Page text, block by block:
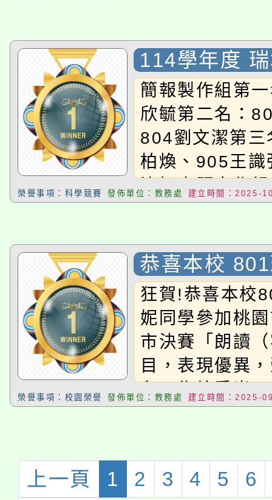
114學年度
賽 初賽
簡報製作組第
欣毓第二名：
804劉文潔第
柏煥、905王
洧旭專題寫作
701張珈綺第
708吳奕璇、
708蔡蕎如
第一名：804鄭
名：903徐政
澐第三名：905
803巫亦藩、
腦繪圖組第一
榮譽事項：科學競賽 發佈單位：教務處 建立時間：2025-
恭喜本校
同學參加桃
賽市決賽「
語）」項目
異，榮獲第
爭光！ 感謝
的用心指導
狂賀!恭喜本校
妮同學參加桃
市決賽「朗讀
目，表現優異
名，為校爭光
老師的用心指
進、勇於挑戰。
榮譽事項：校園榮譽 發佈單位：教務處 建立時間：2025-
上一頁 1 2 3 4 5 6